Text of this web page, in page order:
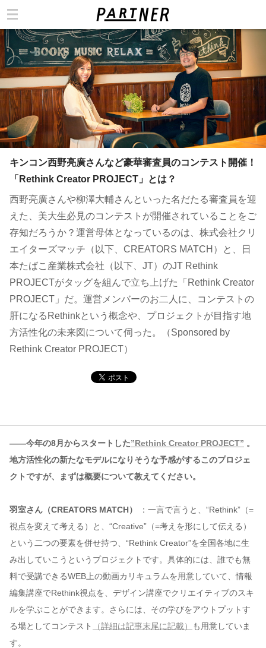
キンコン西野亮廣さんなど豪華審査員のコンテスト開催！
「Rethink Creator PROJECT」とは？
西野亮廣さんや柳澤大輔さんといった名だたる審査員を迎
えた、美大生必見のコンテストが開催されていることをご
存知だろうか？運営母体となっているのは、株式会社クリ
エイターズマッチ（以下、CREATORS MATCH）と、日
本たばこ産業株式会社（以下、JT）のJT Rethink
PROJECTがタッグを組んで立ち上げた「Rethink Creator
PROJECT」だ。運営メンバーのお二人に、コンテストの
肝になるRethinkという概念や、プロジェクトが目指す地
方活性化の未来図について伺った。（Sponsored by
Rethink Creator PROJECT）
——今年の8月からスタートした”Rethink Creator PROJECT” 。
地方活性化の新たなモデルになりそうな予感がするこのプロジェ
クトですが、まずは概要について教えてください。
羽室さん（CREATORS MATCH）
：一言で言うと、“Rethink”（=
視点を変えて考える）と、“Creative”（=考えを形にして伝える）
という二つの要素を併せ持つ、“Rethink Creator”を全国各地に生
み出していこうというプロジェクトです。具体的には、誰でも無
料で受講できるWEB上の動画カリキュラムを用意していて、情報
編集講座でRethink視点を、デザイン講座でクリエイティブのスキ
ルを学ぶことができます。さらには、その学びをアウトプットす
る場としてコンテスト
（詳細は記事末尾に記載）
も用意していま
す。
カテゴリ
このサイトについて
運営会社
お問い合わせ